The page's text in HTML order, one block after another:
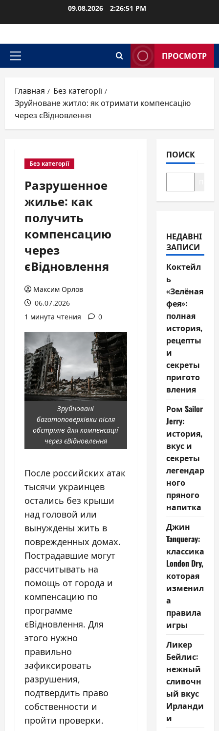
09.08.2026 2:26:52 PM
Основное
ПРОСМОТР
Главная
Без категорії
Зруйноване житло: як отримати компенсацію
через єВідновлення
Без категорії
Разрушенное
жилье: как
получить
компенсацию
через
єВідновлення
Максим Орлов
06.07.2026
1 минута чтения
0
Зруйновані
багатоповерхівки після
обстрілів для компенсації
через єВідновлення
После российских атак
тысячи украинцев
остались без крыши
над головой или
вынуждены жить в
поврежденных домах.
Пострадавшие могут
рассчитывать на
помощь от города и
компенсацию по
программе
єВідновлення. Для
этого нужно
правильно
зафиксировать
разрушения,
подтвердить право
собственности и
пройти проверки.
ПОИСК
НЕДАВНІ
ЗАПИСИ
Коктейл
ь
«Зелёная
фея»:
полная
история,
рецепты
и
секреты
пригото
вления
Ром Sailor
Jerry:
история,
вкус и
секреты
легендар
ного
пряного
напитка
Джин
Tanqueray:
классика
London Dry,
которая
изменил
а
правила
игры
Ликер
Бейлис:
нежный
сливочн
ый вкус
Ирланди
и